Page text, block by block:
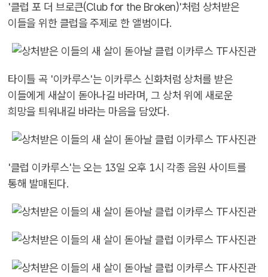
'클럽 포 더 브로큰(Club for the Broken)'처럼 상처받은
이들을 위한 클럽을 주제로 한 앨범이다.
타이틀 곡 '이카루스'는 이카루스 신화처럼 상처를 받은
이들에게 새살이 돋아나길 바라며, 그 상처 위에 새로운
희망을 틔워내길 바라는 마음을 담았다.
'클럽 이카루스'는 오는 13일 오후 1시 각종 음원 사이트를
통해 발매된다.